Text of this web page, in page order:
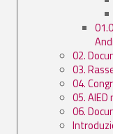
02.
03.
04.
05.
06.